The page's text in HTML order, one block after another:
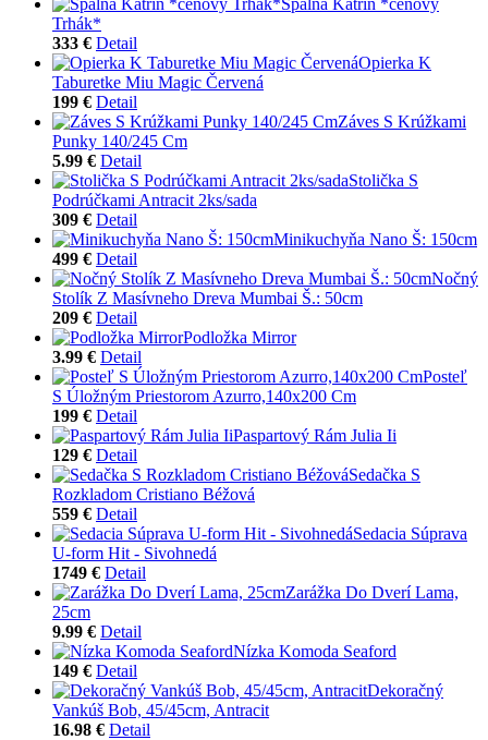
Trhák*
333 € Detail
Opierka K
Taburetke Miu Magic Červená
199 € Detail
Záves S Krúžkami
Punky 140/245 Cm
5.99 € Detail
Stolička S
Podrúčkami Antracit 2ks/sada
309 € Detail
Minikuchyňa Nano Š: 150cm
499 € Detail
Nočný
Stolík Z Masívneho Dreva Mumbai Š.: 50cm
209 € Detail
Podložka Mirror
3.99 € Detail
Posteľ
S Úložným Priestorom Azurro,140x200 Cm
199 € Detail
Paspartový Rám Julia Ii
129 € Detail
Sedačka S
Rozkladom Cristiano Béžová
559 € Detail
Sedacia Súprava
U-form Hit - Sivohnedá
1749 € Detail
Zarážka Do Dverí Lama,
25cm
9.99 € Detail
Nízka Komoda Seaford
149 € Detail
Dekoračný
Vankúš Bob, 45/45cm, Antracit
16.98 € Detail